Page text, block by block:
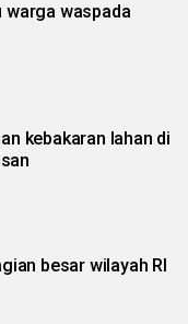
warga waspada
kebakaran lahan di
besar wilayah RI